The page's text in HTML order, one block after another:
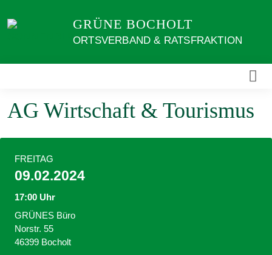
zum
GRÜNE BOCHOLT
ORTSVERBAND & RATSFRAKTION
AG Wirtschaft & Tourismus
FREITAG
09.02.2024
17:00 Uhr
GRÜNES Büro
Norstr. 55
46399 Bocholt